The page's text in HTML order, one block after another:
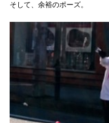
そして、余裕のポーズ。